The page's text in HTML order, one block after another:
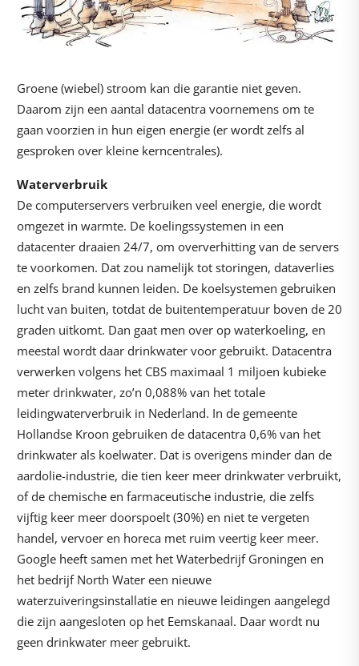
Groene (wiebel) stroom kan die garantie niet geven.
Daarom zijn een aantal datacentra voornemens om te
gaan voorzien in hun eigen energie (er wordt zelfs al
gesproken over kleine kerncentrales).
Waterverbruik
De computerservers verbruiken veel energie, die wordt
omgezet in warmte. De koelingssystemen in een
datacenter draaien 24/7, om oververhitting van de servers
te voorkomen. Dat zou namelijk tot storingen, dataverlies
en zelfs brand kunnen leiden. De koelsystemen gebruiken
lucht van buiten, totdat de buitentemperatuur boven de 20
graden uitkomt. Dan gaat men over op waterkoeling, en
meestal wordt daar drinkwater voor gebruikt. Datacentra
verwerken volgens het CBS maximaal 1 miljoen kubieke
meter drinkwater, zo’n 0,088% van het totale
leidingwaterverbruik in Nederland. In de gemeente
Hollandse Kroon gebruiken de datacentra 0,6% van het
drinkwater als koelwater. Dat is overigens minder dan de
aardolie-industrie, die tien keer meer drinkwater verbruikt,
of de chemische en farmaceutische industrie, die zelfs
vijftig keer meer doorspoelt (30%) en niet te vergeten
handel, vervoer en horeca met ruim veertig keer meer.
Google heeft samen met het Waterbedrijf Groningen en
het bedrijf North Water een nieuwe
waterzuiveringsinstallatie en nieuwe leidingen aangelegd
die zijn aangesloten op het Eemskanaal. Daar wordt nu
geen drinkwater meer gebruikt.